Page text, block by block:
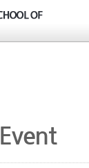
Event